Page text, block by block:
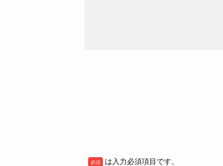
必須 は入力必須項目です。